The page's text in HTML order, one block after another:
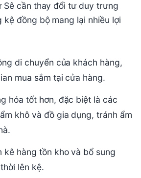
Sê cần thay đổi tư duy trưng
kệ đồng bộ mang lại nhiều lợi
di chuyển của khách hàng,
mua sắm tại cửa hàng.
hóa tốt hơn, đặc biệt là các
khô và đồ gia dụng, tránh ẩm
kê hàng tồn kho và bổ sung
lên kệ.